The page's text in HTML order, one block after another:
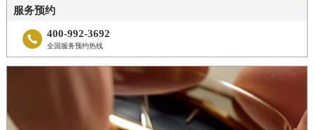
服务预约
 400-992-3692
全国服务预约热线